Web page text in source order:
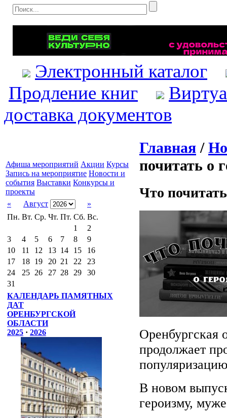
Электронный каталог
Продление книг
доставка документов
Афиша мероприятий Акции Курсы
Запись на мероприятие Новости и
события Выставки Конкурсы и
проекты
«
Август
»
Пн. Вт. Ср. Чт. Пт. Сб. Вс.
1
2
3
4 5 6 7 8
9
10
11 12 13 14 15
16
17
18 19 20 21 22
23
24
25 26 27 28 29
30
31
КАЛЕНДАРЬ ПАМЯТНЫХ
ДАТ
ОРЕНБУРГСКОЙ
ОБЛАСТИ
2025 · 2026
Главная /
почитать о
Что
Оренбургская
продолжает
В новом
героизму,